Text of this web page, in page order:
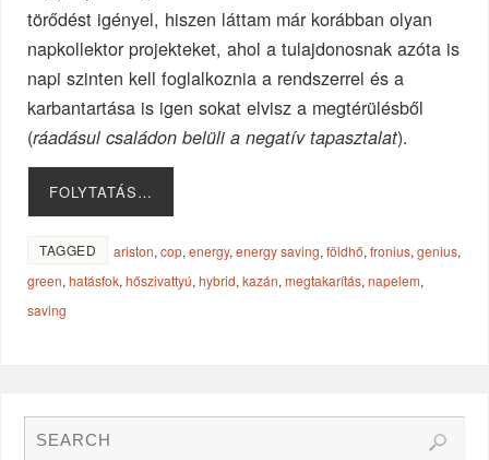
törődést igényel, hiszen láttam már korábban olyan
napkollektor projekteket, ahol a tulajdonosnak azóta is
napi szinten kell foglalkoznia a rendszerrel és a
karbantartása is igen sokat elvisz a megtérülésből
(ráadásul családon belüli a negatív tapasztalat).
FOLYTATÁS…
TAGGED ariston,cop,energy,energy saving,földhő,fronius,genius,
green,hatásfok,hőszivattyú,hybrid,kazán,megtakarítás,napelem,
saving